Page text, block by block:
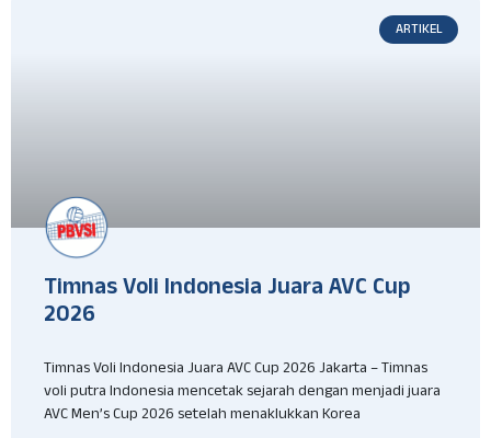
ARTIKEL
Timnas Voli Indonesia Juara AVC Cup
2026
Timnas Voli Indonesia Juara AVC Cup 2026 Jakarta – Timnas
voli putra Indonesia mencetak sejarah dengan menjadi juara
AVC Men’s Cup 2026 setelah menaklukkan Korea